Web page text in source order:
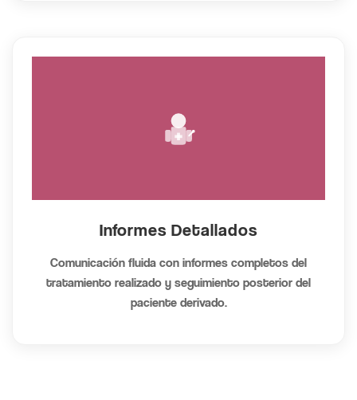
Informes Detallados
Comunicación fluida con informes completos del
tratamiento realizado y seguimiento posterior del
paciente derivado.